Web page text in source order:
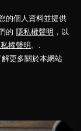
的個人資料並提供
的 隱私權聲明 ，以
權聲明。.
更多關於本網站